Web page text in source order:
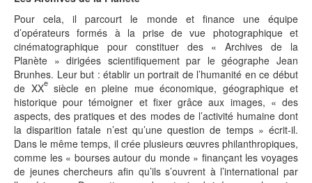
Pour cela, il parcourt le monde et finance une équipe
d’opérateurs formés à la prise de vue photographique et
cinématographique pour constituer des « Archives de la
Planète » dirigées scientifiquement par le géographe Jean
Brunhes. Leur but : établir un portrait de l’humanité en ce début
de XXesiècle en pleine mue économique, géographique et
historique pour témoigner et fixer grâce aux images, « des
aspects, des pratiques et des modes de l’activité humaine dont
la disparition fatale n’est qu’une question de temps » écrit-il.
Dans le même temps, il crée plusieurs œuvres philanthropiques,
comme les « bourses autour du monde » finançant les voyages
de jeunes chercheurs afin qu’ils s’ouvrent à l’international par